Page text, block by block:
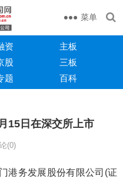
菜单
资
主板
股
三板
题 百科
15日在深交所上市
(0)
港务发展股份有限公司(证